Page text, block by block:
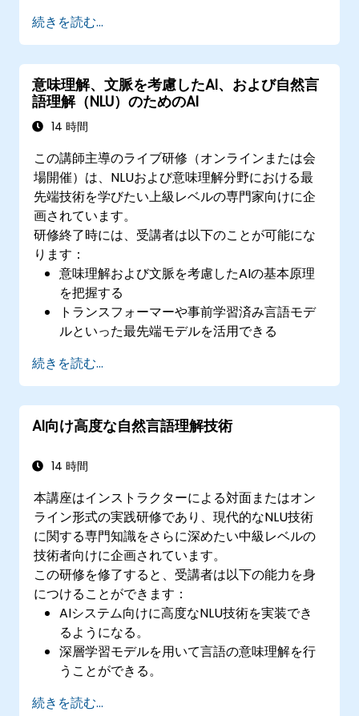
NLU分野の今後の動向を活用して、洗練され
たAIシステムを構築できる。
続きを読む...
意味理解、文脈を考慮したAI、および自然言
語理解（NLU）のためのAI
14 時間
この講師主導のライブ研修（オンラインまたは会
場開催）は、NLUおよび意味理解分野における最
先端技術を学びたい上級レベルの専門家向けに企
画されています。
研修終了時には、受講者は以下のことが可能にな
ります：
意味理解および文脈を考慮したAIの基本原理
を把握する
トランスフォーマーや事前学習済み言語モデ
ルといった最先端モデルを活用できる
のNLU技術を実装できる
意味分析や文脈を考慮したAIを用いたアプリ
ケーションを開発できる
続きを読む...
AI向け高度な自然言語理解技術
14 時間
本講座はインストラクターによる対面またはオン
ライン形式の実践研修であり、現代的なNLU技術
に関する専門知識をさらに深めたい中級レベルの
技術者向けに企画されています。
この研修を修了すると、受講者は以下の能力を身
につけることができます：
AIシステム向けに高度なNLU技術を実装でき
るようになる。
深層学習モデルを用いて言語の意味理解を行
うことができる。
図認識や分類を実施できる。
続きを読む...